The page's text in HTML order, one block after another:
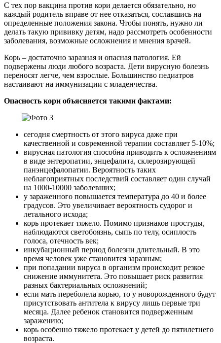
С тех пор вакцина против кори делается обязательно, но
каждый родитель вправе от нее отказаться, сославшись на
определенные положения закона. Чтобы понять, нужно ли
делать такую прививку детям, надо рассмотреть особенности
заболевания, возможные осложнения и мнения врачей.
Корь – достаточно заразная и опасная патология. Ей
подвержены люди любого возраста. Дети вирусную болезнь
переносят легче, чем взрослые. Большинство педиатров
настаивают на иммунизации с младенчества.
Опасность кори объясняется такими фактами:
сегодня смертность от этого вируса даже при
качественной и современной терапии составляет 5-10%;
вирусная патология способна приводить к осложнениям
в виде энтеропатии, энцефалита, склерозирующей
панэнцефалопатии. Вероятность таких
неблагоприятных последствий составляет один случай
на 1000-10000 заболевших;
у зараженного повышается температура до 40 и более
градусов. Это увеличивает вероятность судорог и
летального исхода;
корь протекает тяжело. Помимо признаков простуды,
наблюдаются светобоязнь, сыпь по телу, осиплость
голоса, отечность век;
инкубационный период болезни длительный. В это
время человек уже становится заразным;
при попадании вируса в организм происходит резкое
снижение иммунитета. Это повышает риск развития
разных бактериальных осложнений;
если мать переболела корью, то у новорожденного будут
присутствовать антитела к вирусу лишь первые три
месяца. Далее ребенок становится подверженным
заражению;
корь особенно тяжело протекает у детей до пятилетнего
возраста.